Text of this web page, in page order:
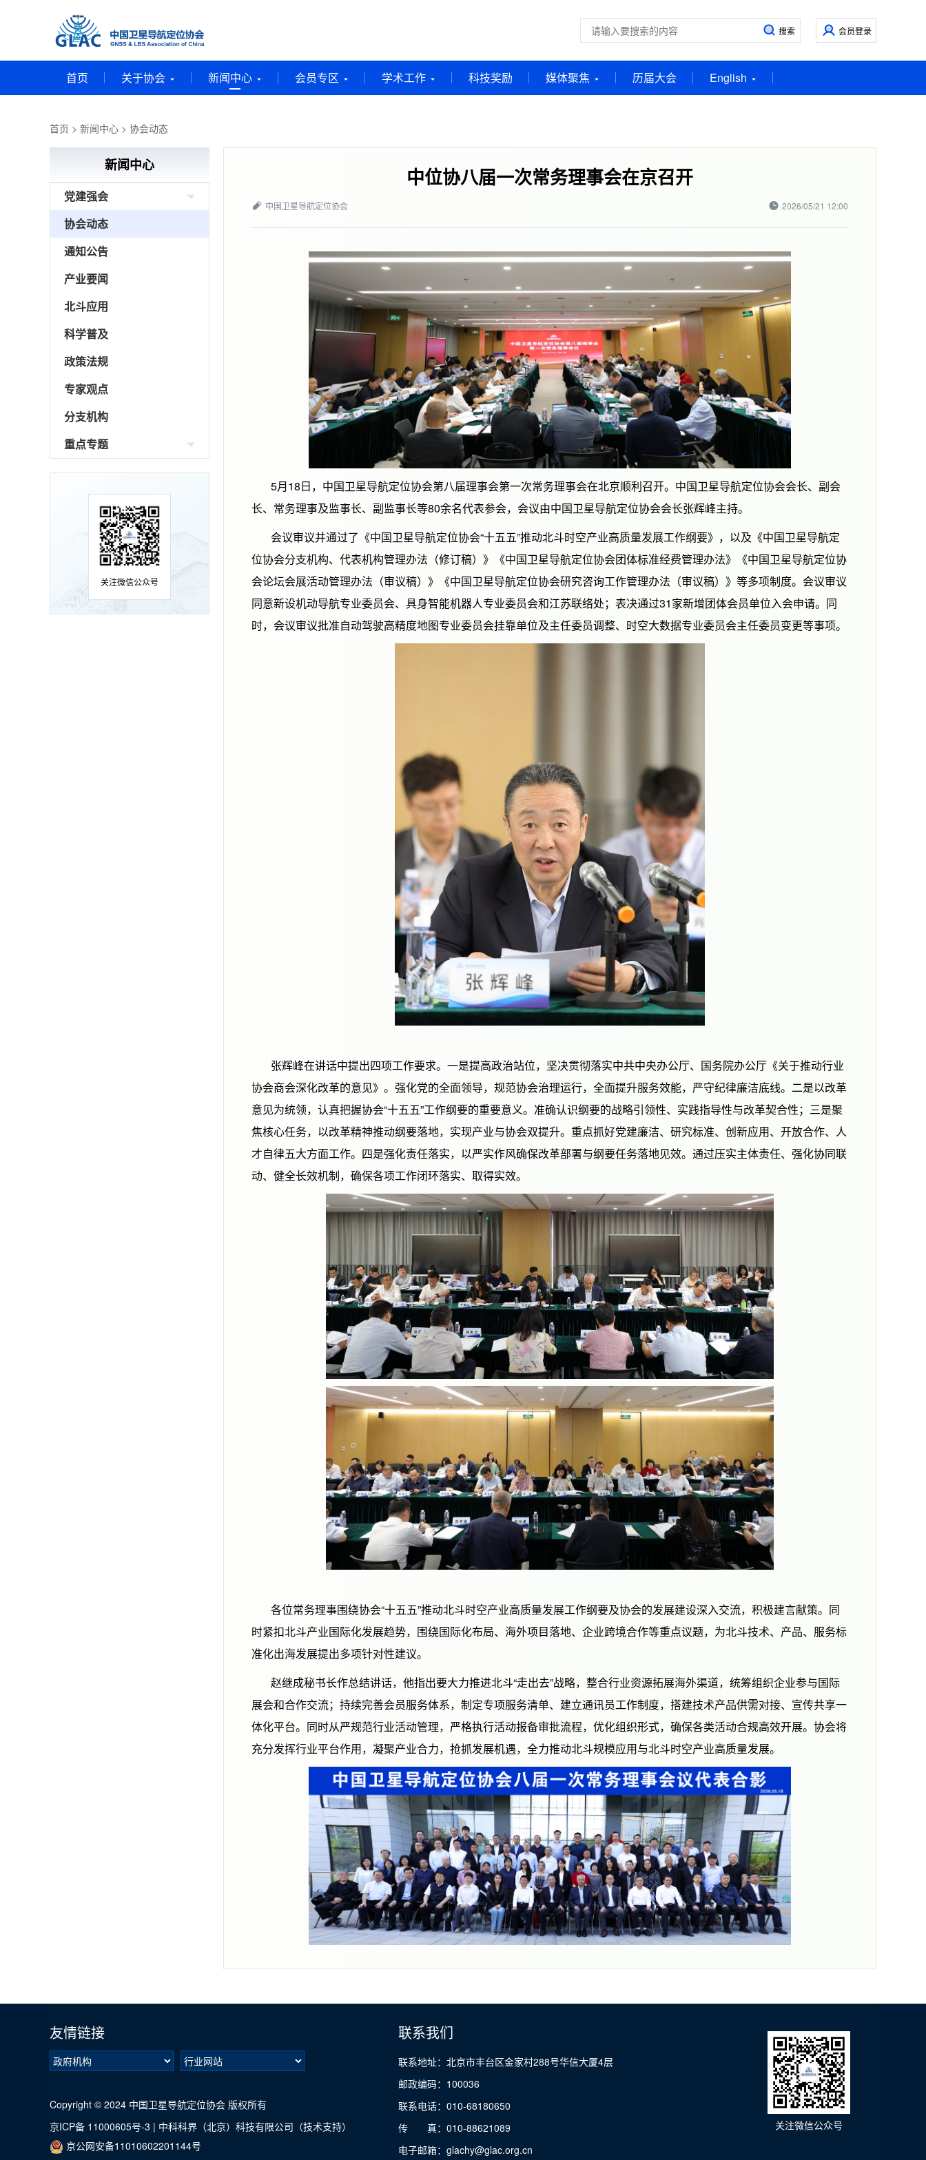
会员登录
首页 关于协会 新闻中心 会员专区 学术工作 科技奖励 媒体聚焦 历届大会 English
首页 > 新闻中心 > 协会动态
新闻中心
党建强会
协会动态
通知公告
产业要闻
北斗应用
科学普及
政策法规
专家观点
分支机构
重点专题
关注微信公众号
中位协八届一次常务理事会在京召开
中国卫星导航定位协会 2026/05/21 12:00
5月18日，中国卫星导航定位协会第八届理事会第一次常务理事会在北京顺利召开。中国卫星导航定位协会会长、副会
长、常务理事及监事长、副监事长等80余名代表参会，会议由中国卫星导航定位协会会长张辉峰主持。
会议审议并通过了《中国卫星导航定位协会“十五五”推动北斗时空产业高质量发展工作纲要》，以及《中国卫星导航定
位协会分支机构、代表机构管理办法（修订稿）》《中国卫星导航定位协会团体标准经费管理办法》《中国卫星导航定位协
会论坛会展活动管理办法（审议稿）》《中国卫星导航定位协会研究咨询工作管理办法（审议稿）》等多项制度。会议审议
同意新设机动导航专业委员会、具身智能机器人专业委员会和江苏联络处；表决通过31家新增团体会员单位入会申请。同
时，会议审议批准自动驾驶高精度地图专业委员会挂靠单位及主任委员调整、时空大数据专业委员会主任委员变更等事项。
张辉峰在讲话中提出四项工作要求。一是提高政治站位，坚决贯彻落实中共中央办公厅、国务院办公厅《关于推动行业
协会商会深化改革的意见》。强化党的全面领导，规范协会治理运行，全面提升服务效能，严守纪律廉洁底线。二是以改革
意见为统领，认真把握协会“十五五”工作纲要的重要意义。准确认识纲要的战略引领性、实践指导性与改革契合性；三是聚
焦核心任务，以改革精神推动纲要落地，实现产业与协会双提升。重点抓好党建廉洁、研究标准、创新应用、开放合作、人
才自律五大方面工作。四是强化责任落实，以严实作风确保改革部署与纲要任务落地见效。通过压实主体责任、强化协同联
动、健全长效机制，确保各项工作闭环落实、取得实效。
各位常务理事围绕协会“十五五”推动北斗时空产业高质量发展工作纲要及协会的发展建设深入交流，积极建言献策。同
时紧扣北斗产业国际化发展趋势，围绕国际化布局、海外项目落地、企业跨境合作等重点议题，为北斗技术、产品、服务标
准化出海发展提出多项针对性建议。
赵继成秘书长作总结讲话，他指出要大力推进北斗“走出去”战略，整合行业资源拓展海外渠道，统筹组织企业参与国际
展会和合作交流；持续完善会员服务体系，制定专项服务清单、建立通讯员工作制度，搭建技术产品供需对接、宣传共享一
体化平台。同时从严规范行业活动管理，严格执行活动报备审批流程，优化组织形式，确保各类活动合规高效开展。协会将
充分发挥行业平台作用，凝聚产业合力，抢抓发展机遇，全力推动北斗规模应用与北斗时空产业高质量发展。
友情链接
Copyright © 2024 中国卫星导航定位协会 版权所有
京ICP备 11000605号-3 | 中科科界（北京）科技有限公司（技术支持）
京公网安备11010602201144号
联系我们
联系地址：北京市丰台区金家村288号华信大厦4层
邮政编码：100036
联系电话：010-68180650
传 真：010-88621089
电子邮箱：glachy@glac.org.cn
关注微信公众号